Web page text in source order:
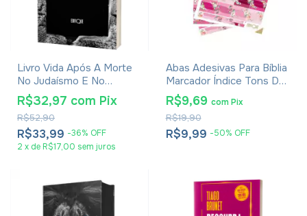
Livro Vida Após A Morte
No Judaísmo E No
Cristianismo
R$33,99 -36% OFF
R$52,90
R$32,97 com Pix
2 x de R$17,00 sem juros
Abas Adesivas Para Bíblia
Marcador Índice Tons De
Rosa Pacote Com 3
R$9,99 -50% OFF
R$19,90
R$9,69 com Pix